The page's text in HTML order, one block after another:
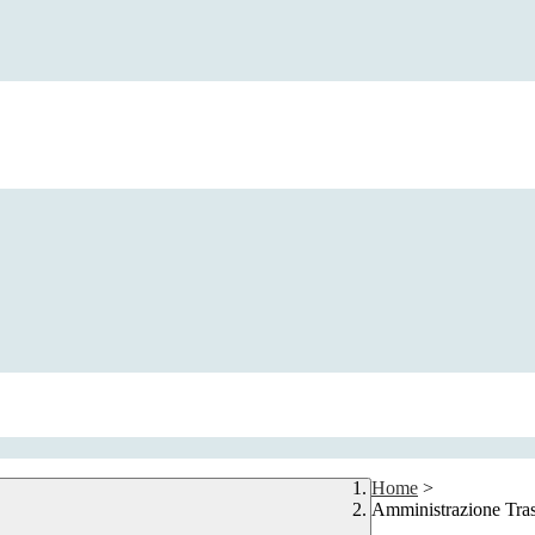
Home >
Amministrazione